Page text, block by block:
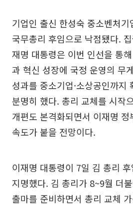
기업인 출신 한성숙 중소벤처기
국무총리 후임으로 낙점됐다.
재명 대통령은 이번 인선을 통
과 혁신 성장에 국정 운영의 무
성과를 중소기업·소상공인까지
분명히 했다. 총리 교체를 시작
개편도 본격화되면서 이재명
속도가 붙을 전망이다.
이재명 대통령이 7일 김 총리
지명했다. 김 총리가 8~9월 더
출마를 준비하면서 총리 교체